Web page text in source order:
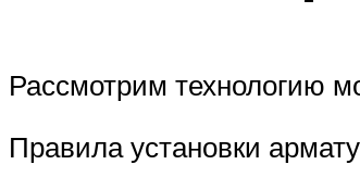
Рассмотрим технологию
Правила установки